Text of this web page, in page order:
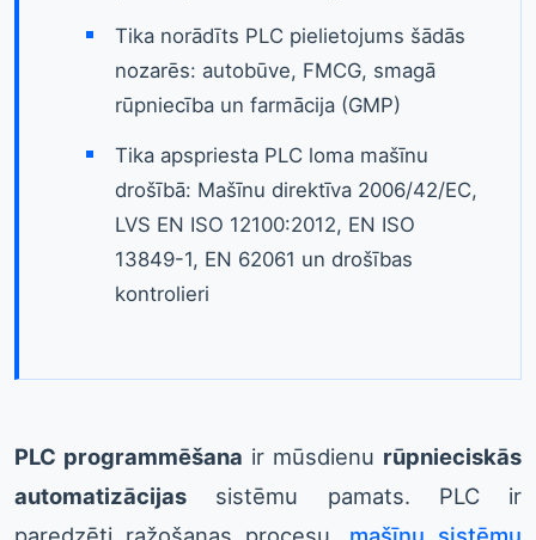
Tika norādīts PLC pielietojums šādās
nozarēs: autobūve, FMCG, smagā
rūpniecība un farmācija (GMP)
Tika apspriesta PLC loma mašīnu
drošībā: Mašīnu direktīva 2006/42/EC,
LVS EN ISO 12100:2012, EN ISO
13849-1, EN 62061 un drošības
kontrolieri
PLC programmēšana ir mūsdienu rūpnieciskās
automatizācijas sistēmu pamats. PLC ir